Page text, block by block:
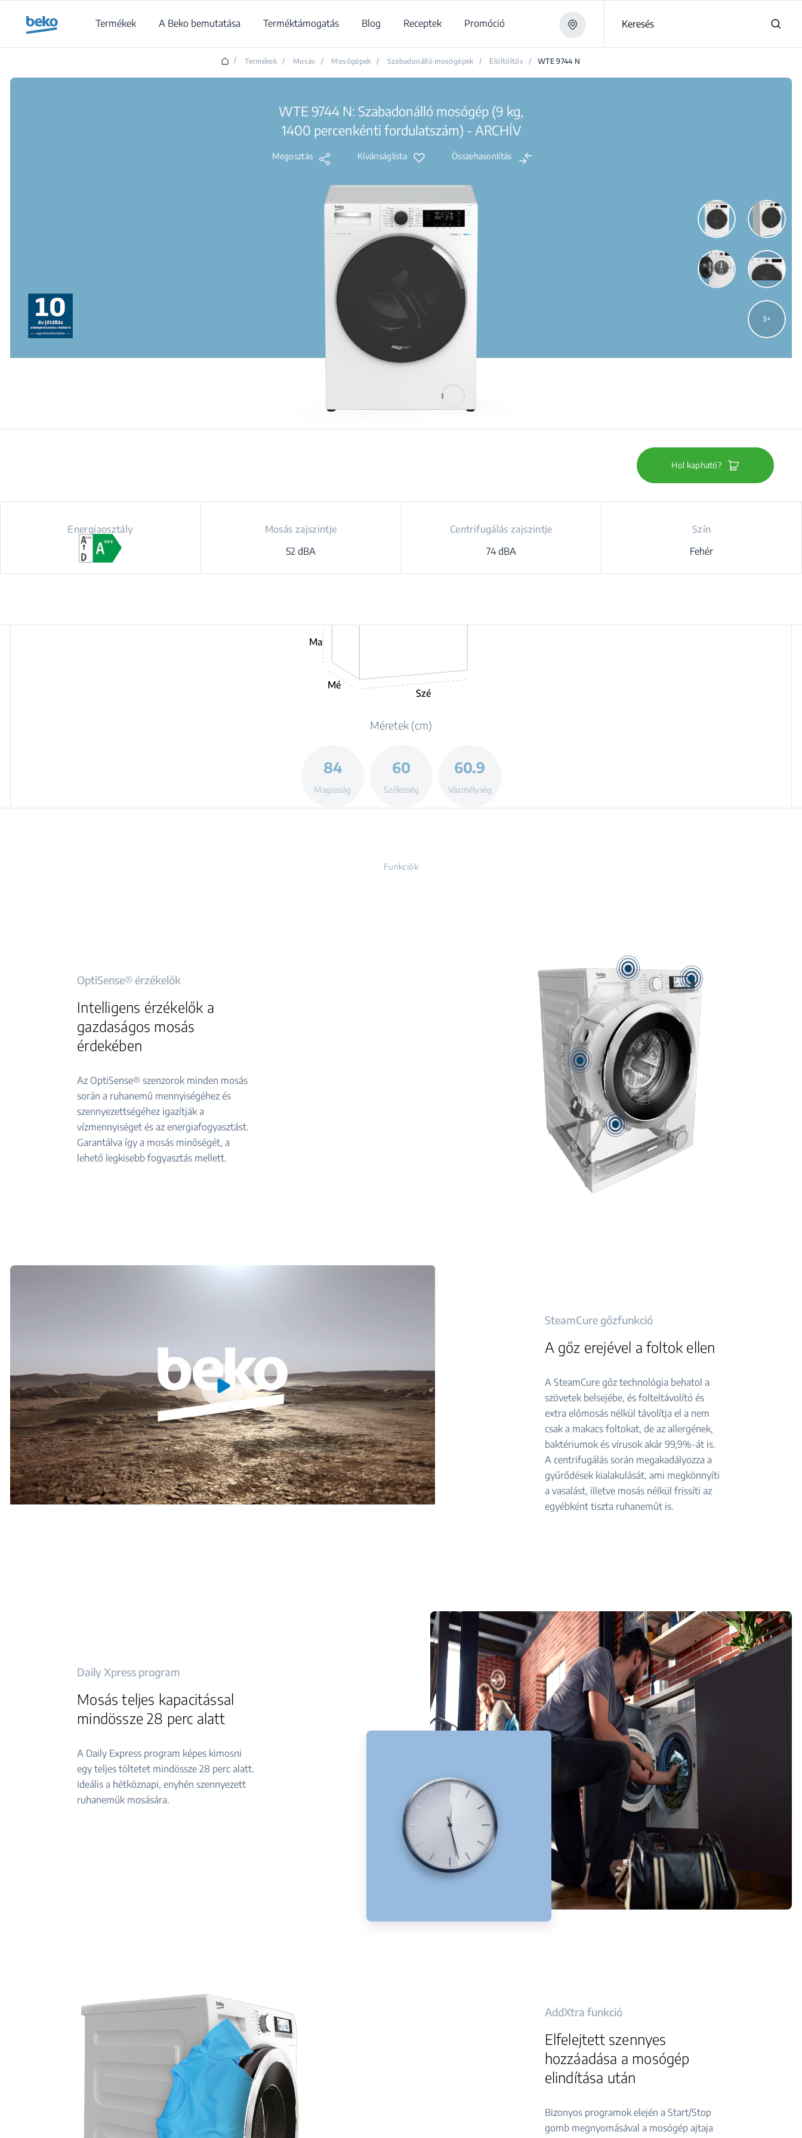
Termékek
A Beko bemutatása Terméktámogatás Blog Receptek Promóció Keresés
/ Termékek / Mosás / Mosógépek / Szabadonálló mosógépek / Elöltöltős / WTE 9744 N
WTE 9744 N: Szabadonálló mosógép (9 kg,
1400 percenkénti fordulatszám) - ARCHÍV
Megosztás Kívánságlista Összehasonlítás
3
Hol kapható?
Energiaosztály
Mosás zajszintje
52 dBA
Centrifugálás zajszintje
74 dBA
Szín
Fehér
Ma
Mé
Szé
Méretek (cm)
84
Magasság
60
Szélesség
60.9
Vázmélység
Funkciók
OptiSense® érzékelők
Intelligens érzékelők a
gazdaságos mosás
érdekében
Az OptiSense® szenzorok minden mosás
során a ruhanemű mennyiségéhez és
szennyezettségéhez igazítják a
vízmennyiséget és az energiafogyasztást.
Garantálva így a mosás minőségét, a
lehető legkisebb fogyasztás mellett.
SteamCure gőzfunkció
A gőz erejével a foltok ellen
A SteamCure gőz technológia behatol a
szövetek belsejébe, és folteltávolító és
extra előmosás nélkül távolítja el a nem
csak a makacs foltokat, de az allergének,
baktériumok és vírusok akár 99,9%-át is.
A centrifugálás során megakadályozza a
gyűrődések kialakulását, ami megkönnyíti
a vasalást, illetve mosás nélkül frissíti az
egyébként tiszta ruhaneműt is.
Daily Xpress program
Mosás teljes kapacitással
mindössze 28 perc alatt
A Daily Express program képes kimosni
egy teljes töltetet mindössze 28 perc alatt.
Ideális a hétköznapi, enyhén szennyezett
ruhaneműk mosására.
AddXtra funkció
Elfelejtett szennyes
hozzáadása a mosógép
elindítása után
Bizonyos programok elején a Start/Stop
gomb megnyomásával a mosógép ajtaja